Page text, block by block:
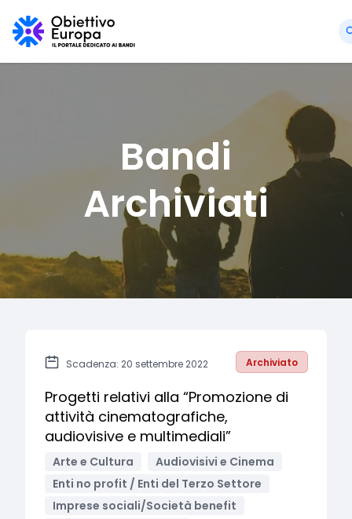
Bandi
Archiviati
Scadenza: 20 settembre 2022 Archiviato
Progetti relativi alla “Promozione di
attività cinematografiche,
audiovisive e multimediali”
Arte e Cultura
Audiovisivi e Cinema
Enti no profit / Enti del Terzo Settore
Imprese sociali/Società benefit